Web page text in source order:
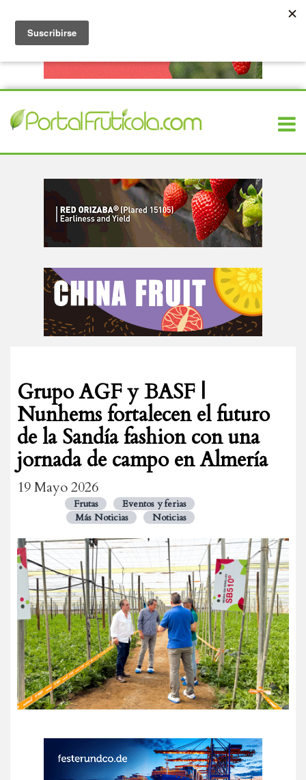
Grupo AGF y BASF |
Nunhems fortalecen el futuro
de la Sandía fashion con una
jornada de campo en Almería
19 Mayo 2026
Frutas
Eventos y ferias
Más Noticias
Noticias